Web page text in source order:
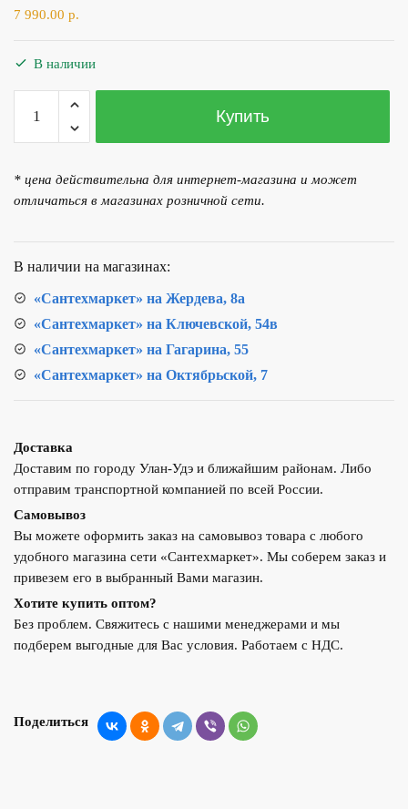
7 990.00 р.
В наличии
Количество
товара
Смеситель для ванны D&K DA1023218
Купить
* цена действительна для интернет-магазина и может
отличаться в магазинах розничной сети.
В наличии на магазинах:
«Сантехмаркет» на Жердева, 8а
«Сантехмаркет» на Ключевской, 54в
«Сантехмаркет» на Гагарина, 55
«Сантехмаркет» на Октябрьской, 7
Доставка
Доставим по городу Улан-Удэ и ближайшим районам. Либо
отправим транспортной компанией по всей России.
Самовывоз
Вы можете оформить заказ на самовывоз товара с любого
удобного магазина сети «Сантехмаркет». Мы соберем заказ и
привезем его в выбранный Вами магазин.
Хотите купить оптом?
Без проблем. Свяжитесь с нашими менеджерами и мы
подберем выгодные для Вас условия. Работаем с НДС.
Поделиться